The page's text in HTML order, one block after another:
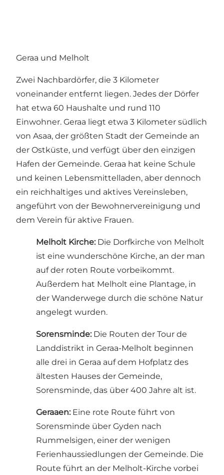
Geraa und Melholt
Zwei Nachbardörfer, die 3 Kilometer
voneinander entfernt liegen. Jedes der Dörfer
hat etwa 60 Haushalte und rund 110
Einwohner. Geraa liegt etwa 3 Kilometer südlich
von Asaa, der größten Stadt der Gemeinde an
der Ostküste, und verfügt über den einzigen
Hafen der Gemeinde. Geraa hat keine Schule
und keinen Lebensmittelladen, aber dennoch
ein reichhaltiges und aktives Vereinsleben,
angeführt von der Bewohnervereinigung und
dem Verein für aktive Frauen.
Melholt Kirche: Die Dorfkirche von Melholt
ist eine wunderschöne Kirche, an der man
auf der roten Route vorbeikommt.
Außerdem hat Melholt eine Plantage, in
der Wanderwege durch die schöne Natur
angelegt wurden.
Sorensminde: Die Routen der Tour de
Landdistrikt in Geraa-Melholt beginnen
alle drei in Geraa auf dem Hofplatz des
ältesten Hauses der Gemeinde,
Sorensminde, das über 400 Jahre alt ist.
Geraaen: Eine rote Route führt von
Sorensminde über Gyden nach
Rummelsigen, einer der wenigen
Ferienhaussiedlungen der Gemeinde. Die
Route führt an der Melholt-Kirche vorbei